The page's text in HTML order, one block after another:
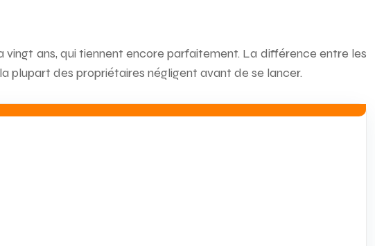
vingt ans, qui tiennent encore parfaitement. La différence entre les
plupart des propriétaires négligent avant de se lancer.